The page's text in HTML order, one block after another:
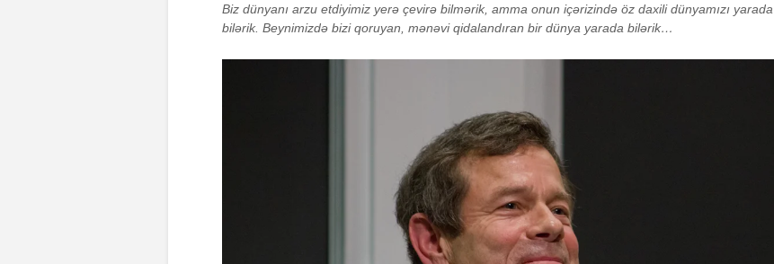
Biz dünyanı arzu etdiyimiz yerə çevirə bilmərik, amma onun içərizində öz daxili dünyamızı yarada
bilərik. Beynimizdə bizi qoruyan, mənəvi qidalandıran bir dünya yarada bilərik…